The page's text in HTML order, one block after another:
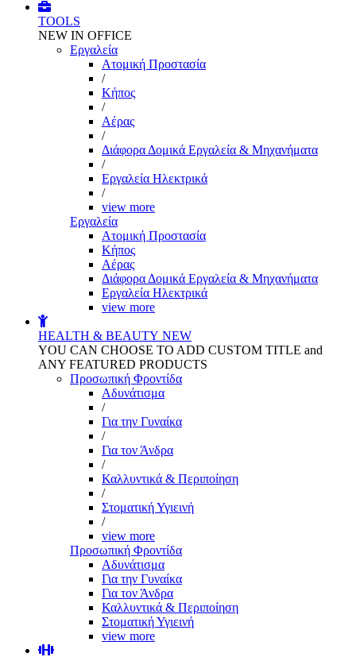
TOOLS
NEW IN OFFICE
Εργαλεία
Aτομική Προστασία
/
Kήπος
/
Αέρας
/
Διάφορα Δομικά Εργαλεία & Μηχανήματα
/
Εργαλεία Ηλεκτρικά
/
view more
Εργαλεία
Aτομική Προστασία
Kήπος
Αέρας
Διάφορα Δομικά Εργαλεία & Μηχανήματα
Εργαλεία Ηλεκτρικά
view more
HEALTH & BEAUTY NEW
YOU CAN CHOOSE TO ADD CUSTOM TITLE and
ANY FEATURED PRODUCTS
Προσωπική Φροντίδα
Αδυνάτισμα
/
Για την Γυναίκα
/
Για τον Άνδρα
/
Καλλυντικά & Περιποίηση
/
Στοματική Υγιεινή
/
view more
Προσωπική Φροντίδα
Αδυνάτισμα
Για την Γυναίκα
Για τον Άνδρα
Καλλυντικά & Περιποίηση
Στοματική Υγιεινή
view more